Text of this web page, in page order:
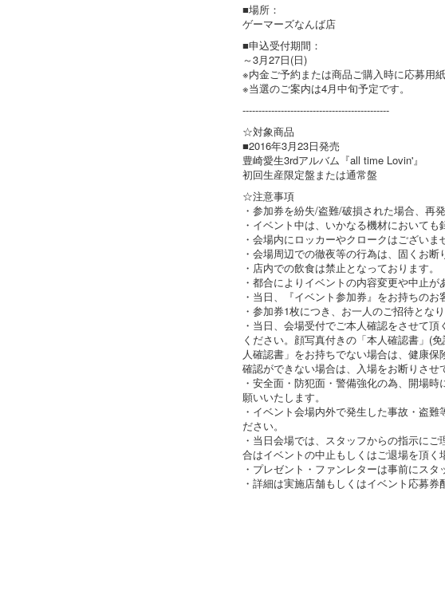
■場所：
ゲーマーズなんば店
■申込受付期間：
～3月27日(日)
※内金ご予約または商品ご購入時に応募用紙
※当選のご案内は4月中旬予定です。
----------------------------------------------
☆対象商品
■2016年3月23日発売
豊崎愛生3rdアルバム『all time Lovin'』
初回生産限定盤または通常盤
☆注意事項
・参加券を紛失/盗難/破損された場合、再
・イベント中は、いかなる機材においても
・会場内にロッカーやクロークはござい
・会場周辺での徹夜等の行為は、固くお断
・店内での飲食は禁止となっております。
・都合によりイベントの内容変更や中止
・当日、『イベント参加券』をお持ちのお
・参加券1枚につき、お一人のご招待となり
・当日、会場受付でご本人確認をさせて
ください。顔写真付きの「本人確認書」(
人確認書」をお持ちでない場合は、健康
確認ができない場合は、入場をお断りさせ
・安全面・防犯面・警備強化の為、開場
願いいたします。
・イベント会場内外で発生した事故・盗
ださい。
・当日会場では、スタッフからの指示に
合はイベントの中止もしくはご退場を頂く
・プレゼント・ファンレターは事前にスタ
・詳細は実施店舗もしくはイベント応募券